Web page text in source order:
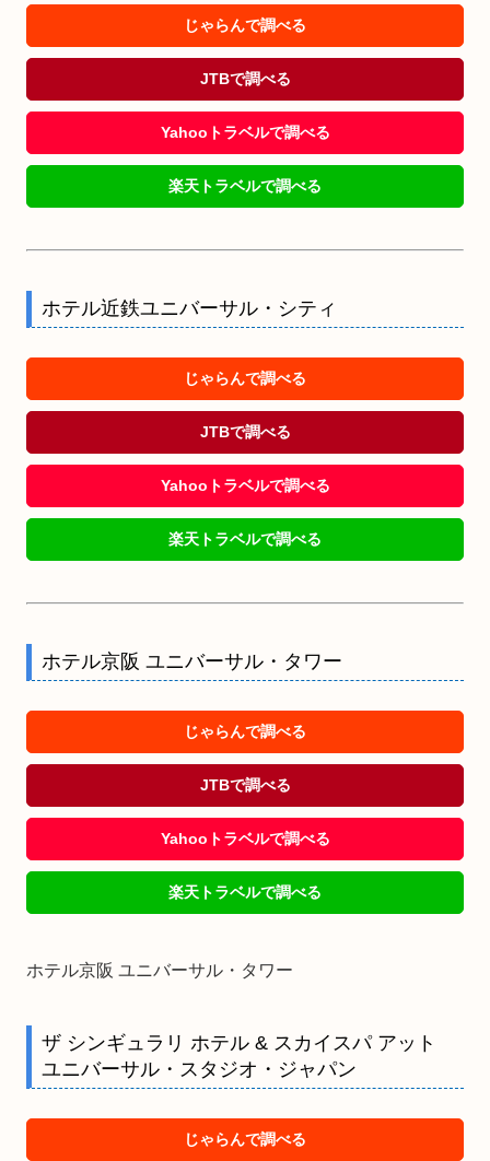
じゃらんで調べる
JTBで調べる
Yahooトラベルで調べる
楽天トラベルで調べる
ホテル近鉄ユニバーサル・シティ
じゃらんで調べる
JTBで調べる
Yahooトラベルで調べる
楽天トラベルで調べる
ホテル京阪 ユニバーサル・タワー
じゃらんで調べる
JTBで調べる
Yahooトラベルで調べる
楽天トラベルで調べる
ホテル京阪 ユニバーサル・タワー
ザ シンギュラリ ホテル & スカイスパ アット
ユニバーサル・スタジオ・ジャパン
じゃらんで調べる